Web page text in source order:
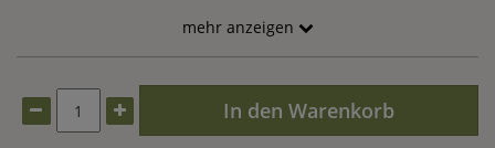
seiner Langlebigkeit und hohen Qualität. Diese stilvollen
Garten Pflanzgefäße werden ein Blickfang in Ihrem Garten
mehr anzeigen
In den Warenkorb